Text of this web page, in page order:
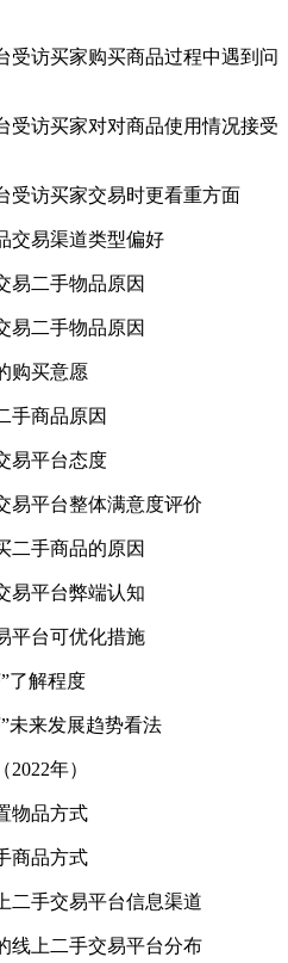
受访买家购买商品过程中遇到问
受访买家对对商品使用情况接受
受访买家交易时更看重方面
交易渠道类型偏好
易二手物品原因
易二手物品原因
购买意愿
手商品原因
易平台态度
易平台整体满意度评价
二手商品的原因
易平台弊端认知
平台可优化措施
了解程度
未来发展趋势看法
年）
物品方式
商品方式
二手交易平台信息渠道
线上二手交易平台分布